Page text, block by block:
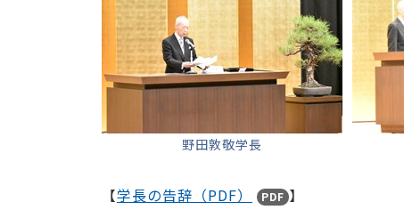
野田敦敬学長
【学長の告辞（PDF） PDF 】